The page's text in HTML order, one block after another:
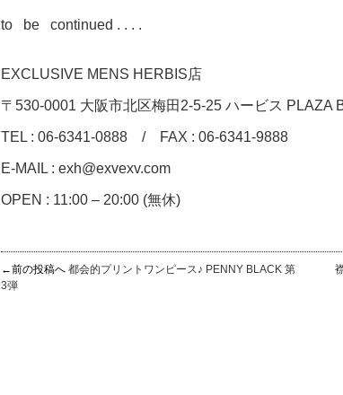
to be continued . . . .
EXCLUSIVE MENS HERBIS店
〒530-0001 大阪市北区梅田2-5-25 ハービス PLAZA
TEL : 06-6341-0888 / FAX : 06-6341-9888
E-MAIL : exh@exvexv.com
OPEN : 11:00 – 20:00 (無休)
←前の投稿へ 都会的プリントワンピース♪ PENNY BLACK 第
3弾